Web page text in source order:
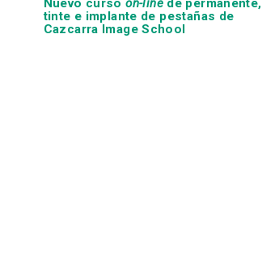
tinte e implante de pestañas de
Cazcarra Image School